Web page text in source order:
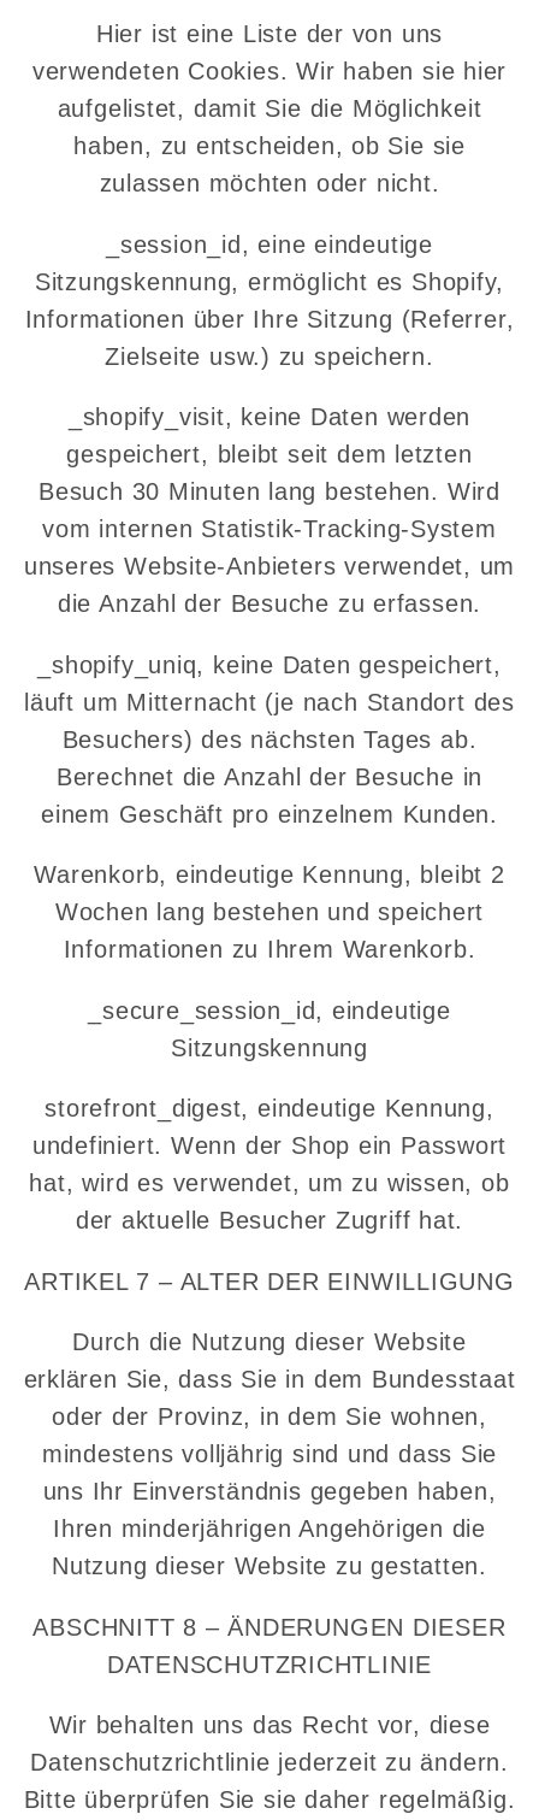
Hier ist eine Liste der von uns
verwendeten Cookies. Wir haben sie hier
aufgelistet, damit Sie die Möglichkeit
haben, zu entscheiden, ob Sie sie
zulassen möchten oder nicht.
_session_id, eine eindeutige
Sitzungskennung, ermöglicht es Shopify,
Informationen über Ihre Sitzung (Referrer,
Zielseite usw.) zu speichern.
_shopify_visit, keine Daten werden
gespeichert, bleibt seit dem letzten
Besuch 30 Minuten lang bestehen. Wird
vom internen Statistik-Tracking-System
unseres Website-Anbieters verwendet, um
die Anzahl der Besuche zu erfassen.
_shopify_uniq, keine Daten gespeichert,
läuft um Mitternacht (je nach Standort des
Besuchers) des nächsten Tages ab.
Berechnet die Anzahl der Besuche in
einem Geschäft pro einzelnem Kunden.
Warenkorb, eindeutige Kennung, bleibt 2
Wochen lang bestehen und speichert
Informationen zu Ihrem Warenkorb.
_secure_session_id, eindeutige
Sitzungskennung
storefront_digest, eindeutige Kennung,
undefiniert. Wenn der Shop ein Passwort
hat, wird es verwendet, um zu wissen, ob
der aktuelle Besucher Zugriff hat.
ARTIKEL 7 – ALTER DER EINWILLIGUNG
Durch die Nutzung dieser Website
erklären Sie, dass Sie in dem Bundesstaat
oder der Provinz, in dem Sie wohnen,
mindestens volljährig sind und dass Sie
uns Ihr Einverständnis gegeben haben,
Ihren minderjährigen Angehörigen die
Nutzung dieser Website zu gestatten.
ABSCHNITT 8 – ÄNDERUNGEN DIESER
DATENSCHUTZRICHTLINIE
Wir behalten uns das Recht vor, diese
Datenschutzrichtlinie jederzeit zu ändern.
Bitte überprüfen Sie sie daher regelmäßig.